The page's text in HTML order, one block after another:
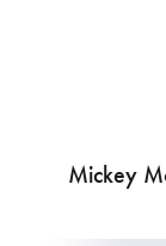
Mickey